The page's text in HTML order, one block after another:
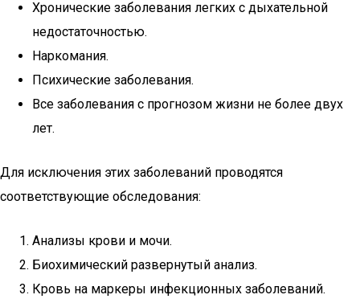
Хронические заболевания легких с дыхательной
недостаточностью.
Наркомания.
Психические заболевания.
Все заболевания с прогнозом жизни не более двух
лет.
Для исключения этих заболеваний проводятся
соответствующие обследования:
Анализы крови и мочи.
Биохимический развернутый анализ.
Кровь на маркеры инфекционных заболеваний.